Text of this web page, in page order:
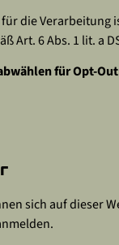
die Verarbeitung
Art. 6 Abs. 1 lit. a
für Opt-
sich auf dieser